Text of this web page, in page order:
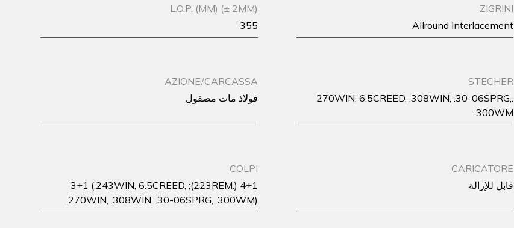
ZIGRINI
Allround Interlacement
L.O.P. (MM) (± 2MM)
355
STECHER
.270WIN, 6.5CREED, .308WIN, .30-06SPRG,
.300WM
AZIONE/CARCASSA
فولاذ مات مصقول
CARICATORE
قابل للإزالة
COLPI
4+1 (.223REM); 3+1 (.243WIN, 6.5CREED,
.270WIN, .308WIN, .30-06SPRG, .300WM)